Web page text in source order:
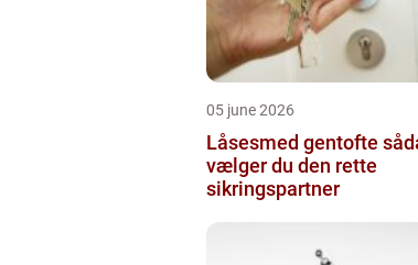
05 june 2026
Låsesmed gentofte sådan
vælger du den rette
sikringspartner